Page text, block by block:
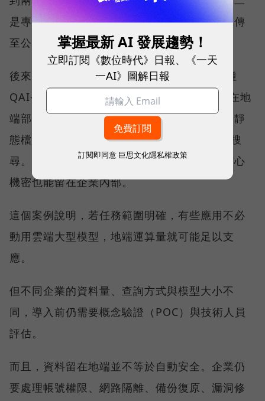
是專利、技術與合約都高度敏感，高層不願上傳
至公有雲，擔心機密資料會有外洩的疑慮。
後來，該公司導入 QNAP AI NAS 的旗艦機種
QAI-h1290FX，搭配顯示卡與全快閃 SSD，在地
端部署私有大型語言模型，把數十年來封存的靜
態檔案交給 AI 調用，進行跨檔案摘要與精準搜
尋。員工因此省下翻找合約與報告的時間，核心
機密也能留在企業內部。
這個案例說明，若任務範圍明確，有些應用不必
動用雲端大型模型，地端運算量就可能足以支
應。
但不同企業的資料量、查詢方式與模型大小不
同，導入前仍需要概念驗證（POC）與技術人員
評估。
而且，資料留在地端並不等於自動安全。企業仍
要處理帳號權限、網路隔離、備份復原、漏洞修
掌握最新 AI 發展趨勢！
立即訂閱《數位時代》日報、《一天
一AI》圖解日報
訂閱即同意 巨思文化隱私權政策